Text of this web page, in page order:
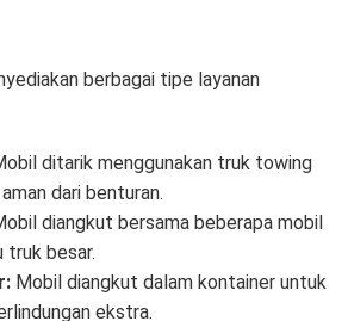
berbagai tipe layanan
ditarik menggunakan truk towing
dari benturan.
diangkut bersama beberapa mobil
truk besar.
Mobil diangkut dalam kontainer untuk
ekstra.